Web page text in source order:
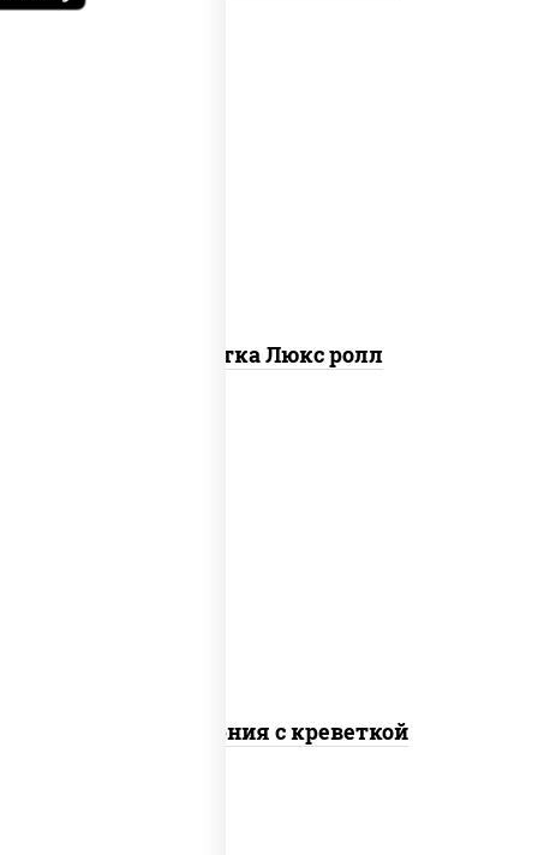
Креветка Люкс ролл
Калифорния с креветкой